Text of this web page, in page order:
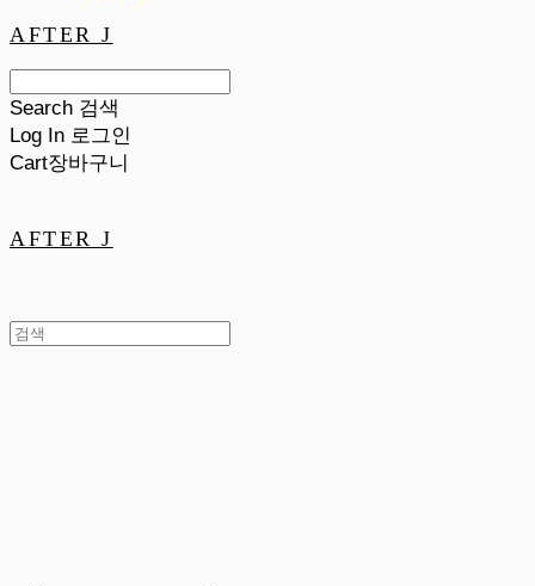
AFTER J
Search 검색
Log In 로그인
Cart장바구니
AFTER J